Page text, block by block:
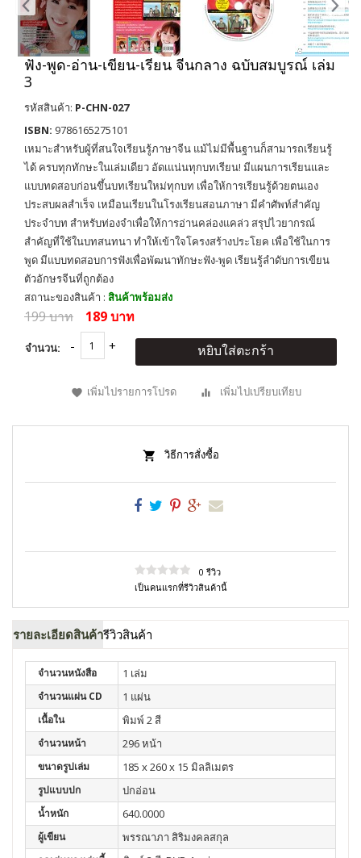
ฟัง-พูด-อ่าน-เขียน-เรียน จีนกลาง ฉบับสมบูรณ์ เล่ม
3
รหัสสินค้า: P-CHN-027
ISBN: 9786165275101
เหมาะสำหรับผู้ที่สนใจเรียนรู้ภาษาจีน แม้ไม่มีพื้นฐานก็สามารถเรียนรู้
ได้ ครบทุกทักษะในเล่มเดียว อัดเแน่นทุกบทเรียน! มีแผนการเรียนและ
แบบทดสอบก่อนขึ้นบทเรียนใหม่ทุกบท เพื่อให้การเรียนรู้ด้วยตนเอง
ประสบผลสำเร็จ เหมือนเรียนในโรงเรียนสอนภาษา มีคำศัพท์สำคัญ
ประจำบท สำหรับท่องจำเพื่อให้การอ่านคล่องแคล่ว สรุปไวยากรณ์
สำคัญที่ใช้ในบทสนทนา ทำให้เข้าใจโครงสร้างประโยค เพื่อใช้ในการ
พูด มีแบบทดสอบการฟังเพื่อพัฒนาทักษะฟัง-พูด เรียนรู้ลำดับการเขียน
ตัวอักษรจีนที่ถูกต้อง
สถานะของสินค้า : สินค้าพร้อมส่ง
199 บาท 189 บาท
จำนวน: หยิบใส่ตะกร้า
เพิ่มไปรายการโปรด เพิ่มไปเปรียบเทียบ
วิธีการสั่งซื้อ
0 รีวิว
เป็นคนแรกที่รีวิวสินค้านี้
รายละเอียดสินค้ารีวิวสินค้า
จำนวนหนังสือ 1 เล่ม
จำนวนแผ่น CD 1 แผ่น
เนื้อใน พิมพ์ 2 สี
จำนวนหน้า 296 หน้า
ขนาดรูปเล่ม 185 x 260 x 15 มิลลิเมตร
รูปแบบปก ปกอ่อน
น้ำหนัก 640.0000
ผู้เขียน พรรณาภา สิริมงคลสกุล